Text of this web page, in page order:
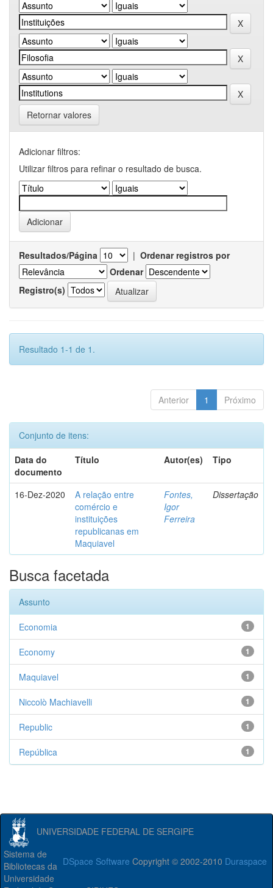
Retornar valores
Adicionar filtros:
Utilizar filtros para refinar o resultado de busca.
Resultados/Página | Ordenar registros por
Ordenar
Registro(s)
Resultado 1-1 de 1.
Anterior 1 Próximo
Conjunto de itens:
Data do
documento
Título Autor(es) Tipo
16-Dez-2020
A relação entre
comércio e
instituições
republicanas em
Maquiavel
Fontes,
Igor
Ferreira
Dissertação
Busca facetada
Assunto
1
Economia
1
Economy
1
Maquiavel
1
Niccolò Machiavelli
1
Republic
1
República
UNIVERSIDADE FEDERAL DE SERGIPE
DSpace Software Copyright © 2002-2010 Duraspace
Sistema de
Bibliotecas da
Universidade